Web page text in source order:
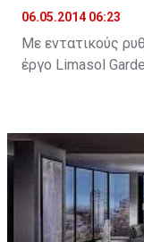
06.05.2014 06:23
Με εντατικούς
έργο Limasol
Το έργο
και τριών
πέντε ορόφων.
ενορία Αγίου